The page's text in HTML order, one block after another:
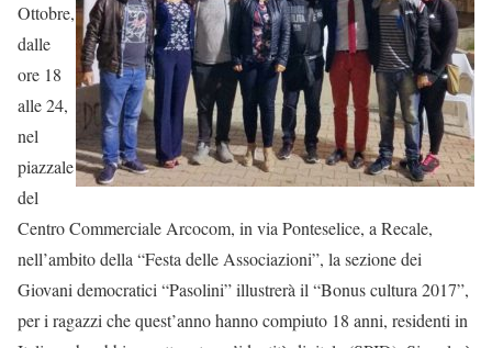
Ottobre,
dalle
ore 18
alle 24,
nel
piazzale
del
Centro Commerciale Arcocom, in via Ponteselice, a Recale,
nell’ambito della “Festa delle Associazioni”, la sezione dei
Giovani democratici “Pasolini” illustrerà il “Bonus cultura 2017”,
per i ragazzi che quest’anno hanno compiuto 18 anni, residenti in